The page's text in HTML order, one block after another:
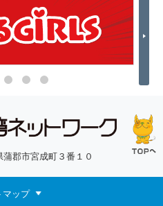
Next
郡市宮成町３番１０
マップ